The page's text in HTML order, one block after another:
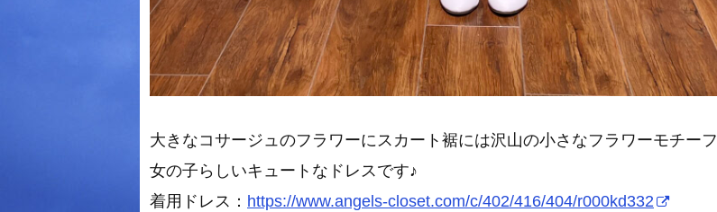
大きなコサージュのフラワーにスカート裾には沢山の小さなフラワーモチーフ
女の子らしいキュートなドレスです♪
着用ドレス： https://www.angels-closet.com/c/402/416/404/r000kd332